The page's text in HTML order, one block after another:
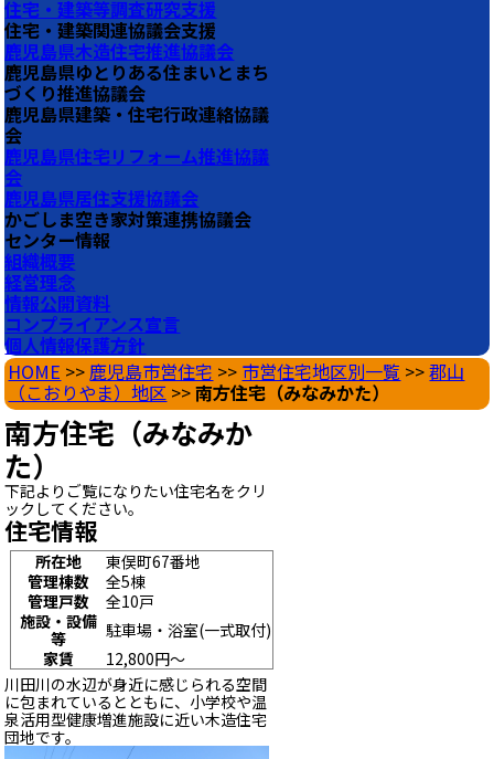
住宅・建築等調査研究支援
住宅・建築関連協議会支援
鹿児島県木造住宅推進協議会
鹿児島県ゆとりある住まいとまち
づくり推進協議会
鹿児島県建築・住宅行政連絡協議
会
鹿児島県住宅リフォーム推進協議
会
鹿児島県居住支援協議会
かごしま空き家対策連携協議会
センター情報
組織概要
経営理念
情報公開資料
コンプライアンス宣言
個人情報保護方針
HOME >>鹿児島市営住宅 >> 市営住宅地区別一覧 >>郡山
（こおりやま）地区 >>南方住宅（みなみかた）
南方住宅（みなみか
た）
下記よりご覧になりたい住宅名をクリ
ックしてください。
住宅情報
所在地
東俣町67番地
管理棟数
全5棟
管理戸数
全10戸
施設・設備
等
駐車場・浴室(一式取付)
家賃
12,800円～
川田川の水辺が身近に感じられる空間
に包まれているとともに、小学校や温
泉活用型健康増進施設に近い木造住宅
団地です。